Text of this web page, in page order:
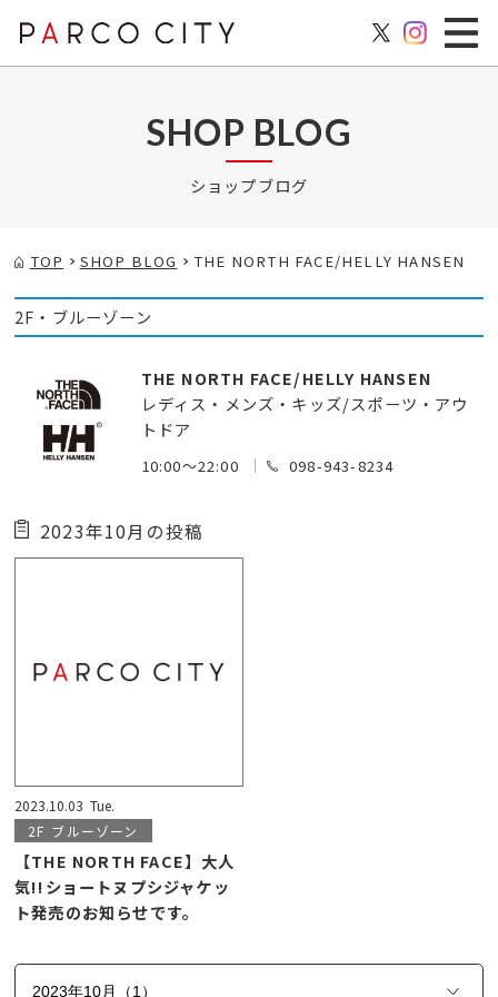
SHOP BLOG
ショップブログ
TOP SHOP BLOG THE NORTH FACE/HELLY HANSEN
2F・ブルーゾーン
THE NORTH FACE/HELLY HANSEN
レディス・メンズ・キッズ/スポーツ・アウ
トドア
10:00～22:00 098-943-8234
2023年10月の投稿
2023.10.03 Tue.
2F ブルーゾーン
【THE NORTH FACE】大人
気!!ショートヌプシジャケッ
ト発売のお知らせです。